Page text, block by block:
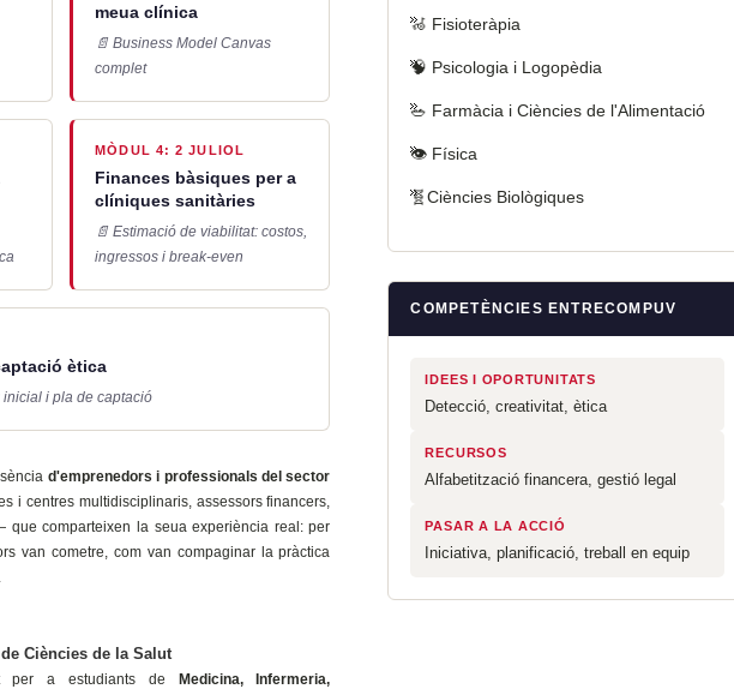
meua clínica
📄 Business Model Canvas
complet
MÒDUL 4: 2 JULIOL
Finances bàsiques per a
clíniques sanitàries
📄 Estimació de viabilitat: costos,
ingressos i break-even
ètica
inicial i pla de captació
d'emprenedors i professionals del sector
i centres multidisciplinaris, assessors financers,
que comparteixen la seua experiència real: per
van cometre, com van compaginar la pràctica
Ciències de la Salut
per a estudiants de Medicina, Infermeria,
🦽 Fisioteràpia
🧠 Psicologia i Logopèdia
🥗 Farmàcia i Ciències de l'Alimentació
👁️ Física
🧬Ciències Biològiques
COMPETÈNCIES ENTRECOMPUV
IDEES I OPORTUNITATS
Detecció, creativitat, ètica
RECURSOS
Alfabetització financera, gestió legal
PASAR A LA ACCIÓ
Iniciativa, planificació, treball en equip